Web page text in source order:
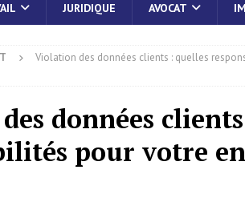
JURIDIQUE AVOCAT
Violation des données clients : quelles
données
pour votre